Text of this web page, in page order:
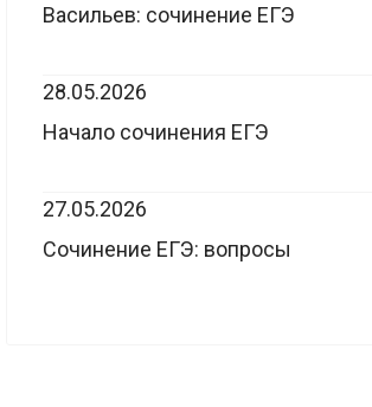
Васильев: сочинение ЕГЭ
28.05.2026
Начало сочинения ЕГЭ
27.05.2026
Сочинение ЕГЭ: вопросы